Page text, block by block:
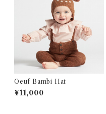
Oeuf Bambi Hat
¥11,000